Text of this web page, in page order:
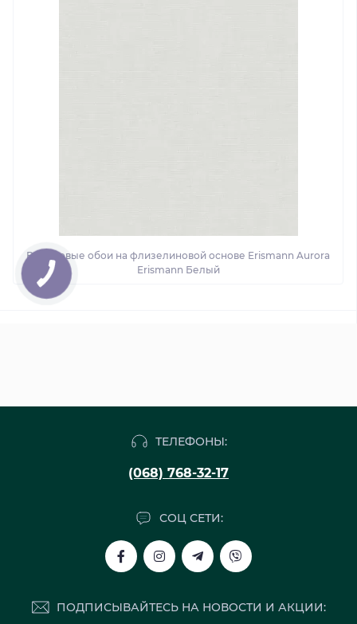
Виниловые обои на флизелиновой основе Erismann Aurora
Erismann Белый
ТЕЛЕФОНЫ:
(068) 768-32-17
СОЦ СЕТИ:
ПОДПИСЫВАЙТЕСЬ НА НОВОСТИ И АКЦИИ: